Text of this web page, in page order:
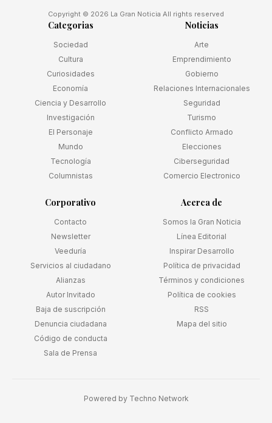
Copyright © 2026 La Gran Noticia All rights reserved
Categorias
Sociedad
Cultura
Curiosidades
Economía
Ciencia y Desarrollo
Investigación
El Personaje
Mundo
Tecnología
Columnistas
Noticias
Arte
Emprendimiento
Gobierno
Relaciones Internacionales
Seguridad
Turismo
Conflicto Armado
Elecciones
Ciberseguridad
Comercio Electronico
Corporativo
Contacto
Newsletter
Veeduría
Servicios al ciudadano
Alianzas
Autor Invitado
Baja de suscripción
Denuncia ciudadana
Código de conducta
Sala de Prensa
Acerca de
Somos la Gran Noticia
Línea Editorial
Inspirar Desarrollo
Política de privacidad
Términos y condiciones
Política de cookies
RSS
Mapa del sitio
Powered by Techno Network